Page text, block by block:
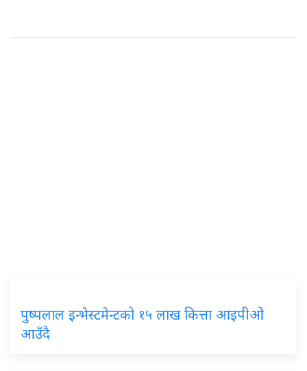
पुष्पलाल इन्भेस्टमेन्टको १५ लाख कित्ता आइपीओ
आउँदै